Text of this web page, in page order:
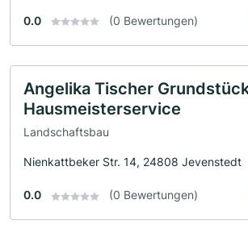
0.0 (0 Bewertungen)
Angelika Tischer
Hausmeisterservice
Landschaftsbau
Nienkattbeker Str. 14, 24808 Jevenstedt
0.0 (0 Bewertungen)